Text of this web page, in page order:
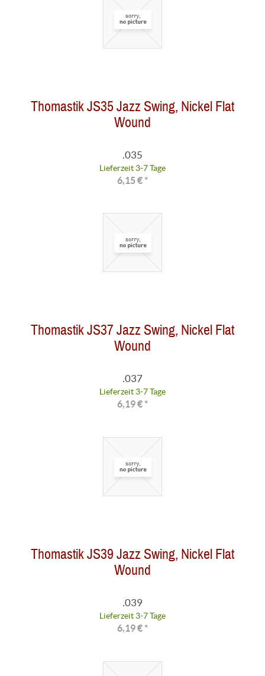
Thomastik JS35 Jazz Swing, Nickel Flat
Wound
.035
Lieferzeit 3-7 Tage
6,15 € *
Thomastik JS37 Jazz Swing, Nickel Flat
Wound
.037
Lieferzeit 3-7 Tage
6,19 € *
Thomastik JS39 Jazz Swing, Nickel Flat
Wound
.039
Lieferzeit 3-7 Tage
6,19 € *